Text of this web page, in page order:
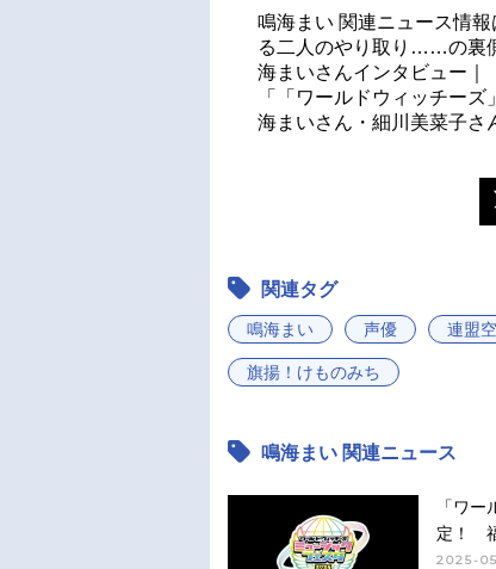
鳴海まい 関連ニュース情
る二人のやり取り……の裏
海まいさんインタビュー｜
「「ワールドウィッチー
海まいさん・細川美菜子さ
関連タグ
鳴海まい 声優 連盟
旗揚！けものみち
鳴海まい 関連ニュース
「ワ
定！
2025-